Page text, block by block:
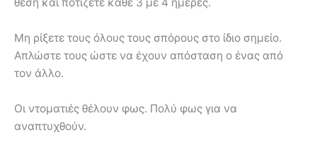
Μη ρίξετε τους όλους τους σπόρους στο ίδιο σημείο.
Απλώστε τους ώστε να έχουν απόσταση ο ένας από
τον άλλο.
Οι ντοματιές θέλουν φως. Πολύ φως για να
αναπτυχθούν.